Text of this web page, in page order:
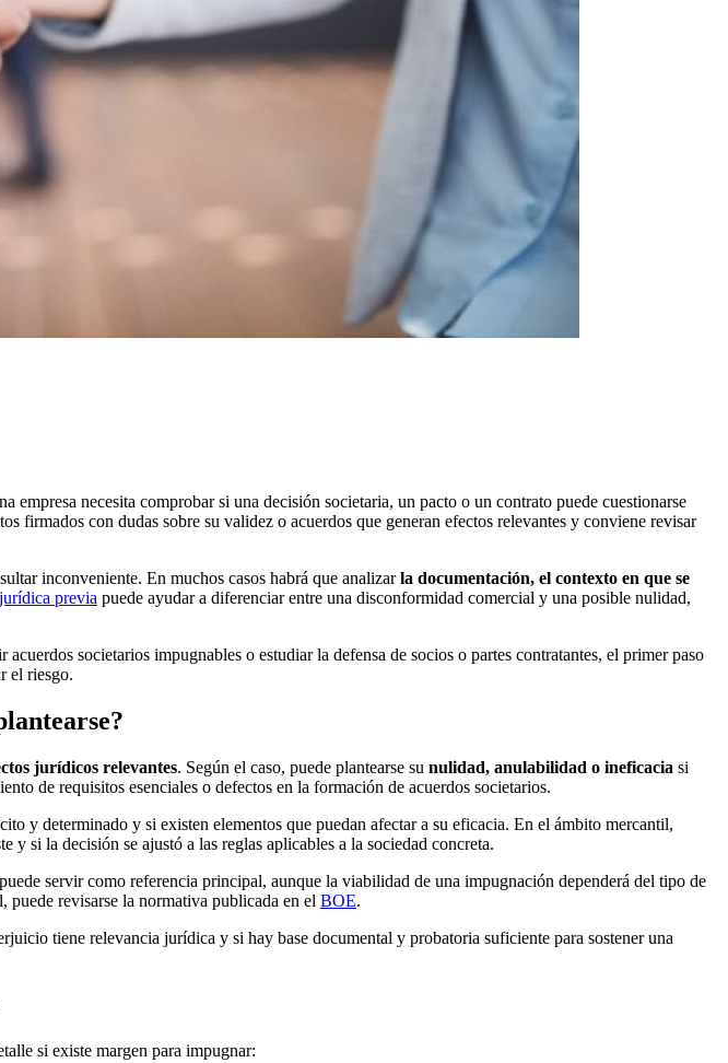
empresa necesita comprobar si una decisión societaria, un pacto o un contrato puede cuestionarse
firmados con dudas sobre su validez o acuerdos que generan efectos relevantes y conviene revisar
inconveniente. En muchos casos habrá que analizarla documentación, el contexto en que se
previa puede ayudar a diferenciar entre una disconformidad comercial y una posible nulidad,
acuerdos societarios impugnables o estudiar la defensa de socios o partes contratantes, el primer paso
el riesgo.
jurídicos relevantes. Según el caso, puede plantearse su nulidad, anulabilidad o ineficacia si
de requisitos esenciales o defectos en la formación de acuerdos societarios.
y determinado y si existen elementos que puedan afectar a su eficacia. En el ámbito mercantil,
y si la decisión se ajustó a las reglas aplicables a la sociedad concreta.
puede servir como referencia principal, aunque la viabilidad de una impugnación dependerá del tipo de
revisarse la normativa publicada en el BOE.
tiene relevancia jurídica y si hay base documental y probatoria suficiente para sostener una
si existe margen para impugnar: